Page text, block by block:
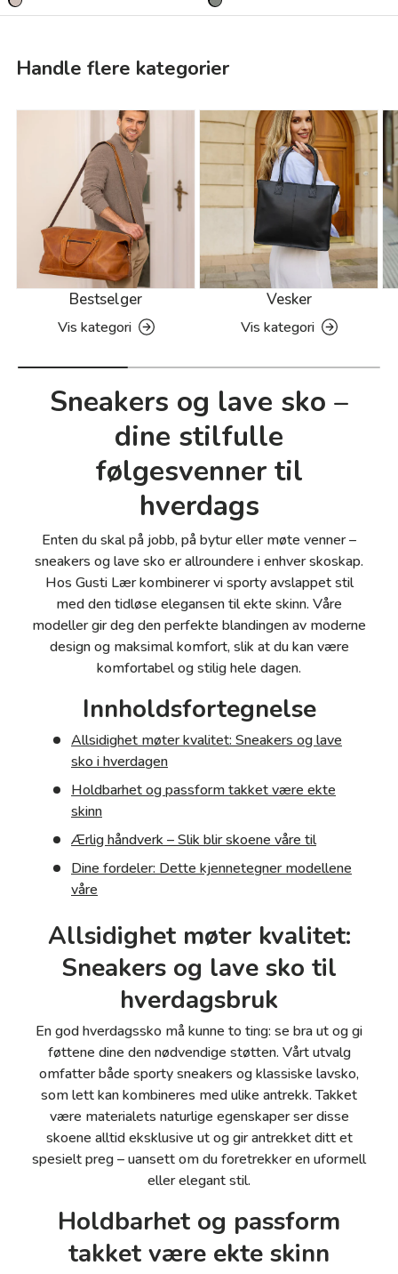
Handle flere kategorier
Bestselger
Vis kategori
Vesker
Vis kategori
Sneakers og lave sko –
dine stilfulle
følgesvenner til
hverdags
Enten du skal på jobb, på bytur eller møte venner –
sneakers og lave sko er allroundere i enhver skoskap.
Hos Gusti Lær kombinerer vi sporty avslappet stil
med den tidløse elegansen til ekte skinn. Våre
modeller gir deg den perfekte blandingen av moderne
design og maksimal komfort, slik at du kan være
komfortabel og stilig hele dagen.
Innholdsfortegnelse
Allsidighet møter kvalitet: Sneakers og lave
sko i hverdagen
Holdbarhet og passform takket være ekte
skinn
Ærlig håndverk – Slik blir skoene våre til
Dine fordeler: Dette kjennetegner modellene
våre
Allsidighet møter kvalitet:
Sneakers og lave sko til
hverdagsbruk
En god hverdagssko må kunne to ting: se bra ut og gi
føttene dine den nødvendige støtten. Vårt utvalg
omfatter både sporty sneakers og klassiske lavsko,
som lett kan kombineres med ulike antrekk. Takket
være materialets naturlige egenskaper ser disse
skoene alltid eksklusive ut og gir antrekket ditt et
spesielt preg – uansett om du foretrekker en uformell
eller elegant stil.
Holdbarhet og passform
takket være ekte skinn